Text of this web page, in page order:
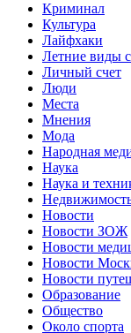
Криминал
Культура
Лайфхаки
Летние виды
Личный счет
Люди
Места
Мнения
Мода
Народная
Наука
Наука и
Новости
Новости ЗОЖ
Новости
Новости
Новости
Образование
Общество
Около спорта